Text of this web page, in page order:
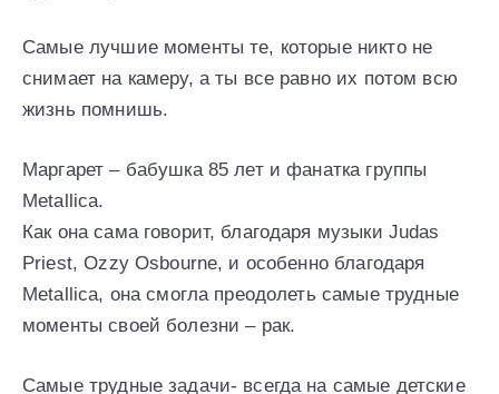
Самые лучшие моменты те, которые никто не
снимает на камеру, а ты все равно их потом всю
жизнь помнишь.
Маргарет – бабушка 85 лет и фанатка группы
Metallica.
Как она сама говорит, благодаря музыки Judas
Priest, Ozzy Osbourne, и особенно благодаря
Metallica, она смогла преодолеть самые трудные
моменты своей болезни – рак.
Самые трудные задачи- всегда на самые детские